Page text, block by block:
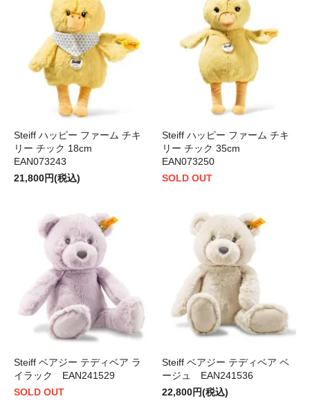
Steiff ハッピー ファーム チキ
リー チック 18cm
EAN073243
21,800円(税込)
Steiff ハッピー ファーム チキ
リー チック 35cm
EAN073250
SOLD OUT
Steiff ベアジー テディベア ラ
イラック EAN241529
SOLD OUT
Steiff ベアジー テディベア ベ
ージュ EAN241536
22,800円(税込)